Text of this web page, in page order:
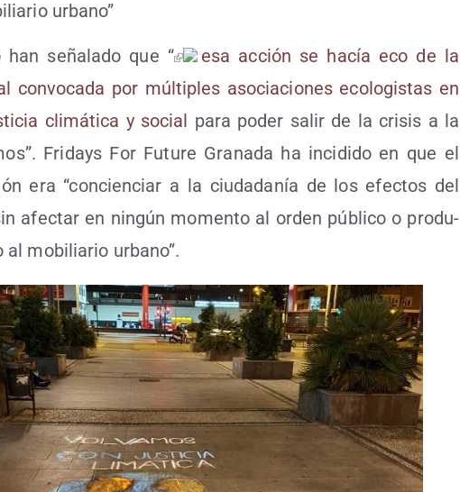
urbano”
seña­la­do que “
esa acción se hacía eco de la
con­vo­ca­da por múl­ti­ples aso­cia­cio­nes eco­lo­gis­tas en
cli­má­ti­ca y social para poder salir de la cri­sis a la
Fri­days For Futu­re Gra­na­da ha inci­di­do en que el
era “con­cien­ciar a la ciu­da­da­nía de los efec­tos del
afec­tar en nin­gún momen­to al orden públi­co o pro­du­
mobi­lia­rio urbano”.